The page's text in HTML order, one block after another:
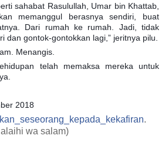
sahabat Rasulullah, Umar bin Khattab,
memanggul berasnya sendiri, buat
Dari rumah ke rumah. Jadi, tidak
dan gontok-gontokkan lagi,” jeritnya pilu.
Menangis.
telah memaksa mereka untuk
2018
.
wa salam)